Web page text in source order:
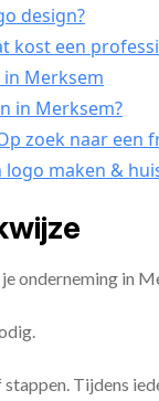
design?
kost een
Merksem
in Merksem?
zoek naar
maken &
onderneming in
Tijdens